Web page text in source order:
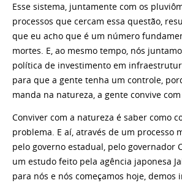
Esse sistema, juntamente com os
processos que cercam essa questão,
que eu acho que é um número
mortes. E, ao mesmo tempo, nós
política de investimento em
para que a gente tenha um controle,
manda na natureza, a gente convive
Conviver com a natureza é saber como
problema. E aí, através de um processo
pelo governo estadual, pelo governador
um estudo feito pela agência japonesa
para nós e nós começamos hoje, demos